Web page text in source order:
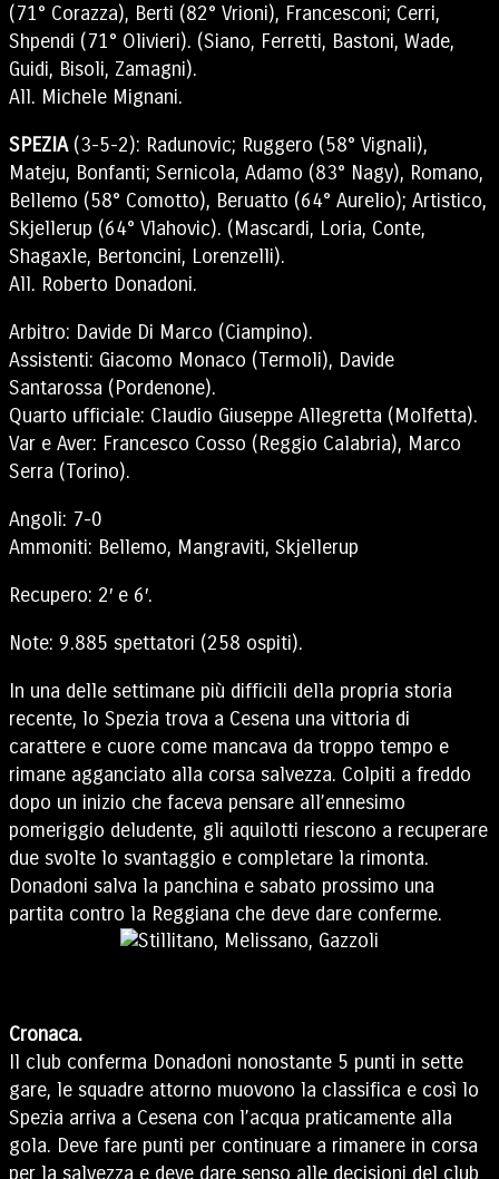
(71° Corazza), Berti (82° Vrioni), Francesconi; Cerri,
Shpendi (71° Olivieri). (Siano, Ferretti, Bastoni, Wade,
Guidi, Bisoli, Zamagni).
All. Michele Mignani.
SPEZIA(3-5-2): Radunovic; Ruggero (58° Vignali),
Mateju, Bonfanti; Sernicola, Adamo (83° Nagy), Romano,
Bellemo (58° Comotto), Beruatto (64° Aurelio); Artistico,
Skjellerup (64° Vlahovic). (Mascardi, Loria, Conte,
Shagaxle, Bertoncini, Lorenzelli).
All. Roberto Donadoni.
Arbitro: Davide Di Marco (Ciampino).
Assistenti: Giacomo Monaco (Termoli), Davide
Santarossa (Pordenone).
Quarto ufficiale: Claudio Giuseppe Allegretta (Molfetta).
Var e Aver: Francesco Cosso (Reggio Calabria), Marco
Serra (Torino).
Angoli: 7-0
Ammoniti: Bellemo, Mangraviti, Skjellerup
Recupero: 2′ e 6′.
Note: 9.885 spettatori (258 ospiti).
In una delle settimane più difficili della propria storia
recente, lo Spezia trova a Cesena una vittoria di
carattere e cuore come mancava da troppo tempo e
rimane agganciato alla corsa salvezza. Colpiti a freddo
dopo un inizio che faceva pensare all’ennesimo
pomeriggio deludente, gli aquilotti riescono a recuperare
due svolte lo svantaggio e completare la rimonta.
Donadoni salva la panchina e sabato prossimo una
partita contro la Reggiana che deve dare conferme.
Cronaca.
Il club conferma Donadoni nonostante 5 punti in sette
gare, le squadre attorno muovono la classifica e così lo
Spezia arriva a Cesena con l’acqua praticamente alla
gola. Deve fare punti per continuare a rimanere in corsa
per la salvezza e deve dare senso alle decisioni del club